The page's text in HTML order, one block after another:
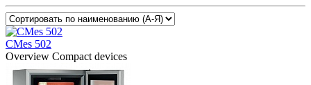
CMes 502
Overview Compact devices